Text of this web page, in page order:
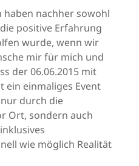
nachher sowohl
positive Erfahrung
wurde, wenn wir
mir für mich und
der 06.06.2015 mit
ein einmaliges Event
durch die
Ort, sondern auch
wie möglich Realität